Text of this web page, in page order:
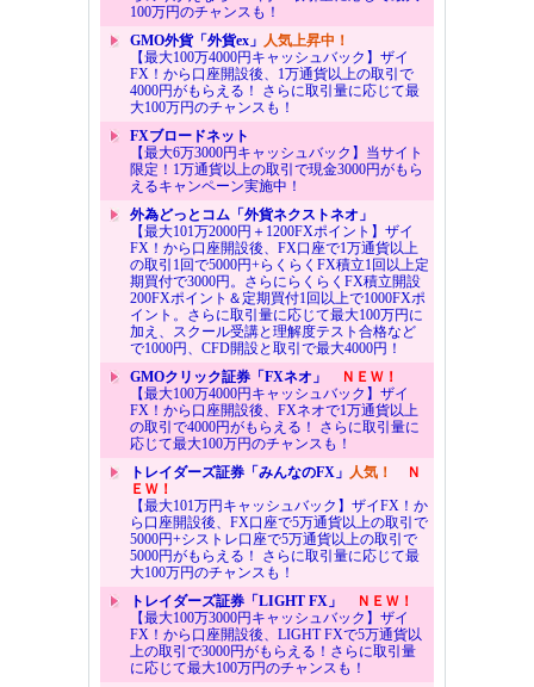
100万円のチャンスも！
GMO外貨「外貨ex」 人気上昇中！
【最大100万4000円キャッシュバック】ザイ
FX！から口座開設後、1万通貨以上の取引で
4000円がもらえる！ さらに取引量に応じて最
大100万円のチャンスも！
FXブロードネット
【最大6万3000円キャッシュバック】当サイト
限定！1万通貨以上の取引で現金3000円がもら
えるキャンペーン実施中！
外為どっとコム「外貨ネクストネオ」
【最大101万2000円＋1200FXポイント】ザイ
FX！から口座開設後、FX口座で1万通貨以上
の取引1回で5000円+らくらくFX積立1回以上定
期買付で3000円。さらにらくらくFX積立開設
200FXポイント＆定期買付1回以上で1000FXポ
イント。さらに取引量に応じて最大100万円に
加え、スクール受講と理解度テスト合格など
で1000円、CFD開設と取引で最大4000円！
GMOクリック証券「FXネオ」
ＮＥＷ！
【最大100万4000円キャッシュバック】ザイ
FX！から口座開設後、FXネオで1万通貨以上
の取引で4000円がもらえる！ さらに取引量に
応じて最大100万円のチャンスも！
トレイダーズ証券「みんなのFX」 人気！
Ｎ
ＥＷ！
【最大101万円キャッシュバック】ザイFX！か
ら口座開設後、FX口座で5万通貨以上の取引で
5000円+シストレ口座で5万通貨以上の取引で
5000円がもらえる！ さらに取引量に応じて最
大100万円のチャンスも！
トレイダーズ証券「LIGHT FX」
ＮＥＷ！
【最大100万3000円キャッシュバック】ザイ
FX！から口座開設後、LIGHT FXで5万通貨以
上の取引で3000円がもらえる！さらに取引量
に応じて最大100万円のチャンスも！